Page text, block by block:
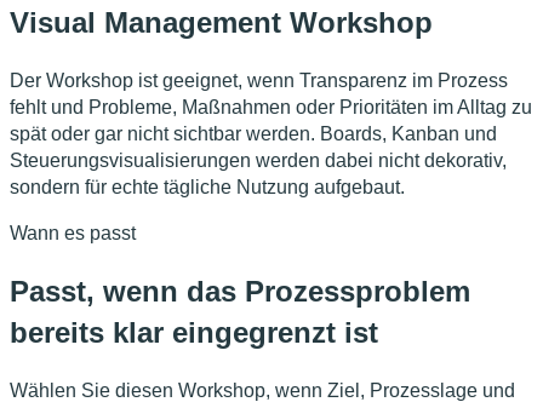
Visual Management Workshop
Der Workshop ist geeignet, wenn Transparenz im Prozess
fehlt und Probleme, Maßnahmen oder Prioritäten im Alltag zu
spät oder gar nicht sichtbar werden. Boards, Kanban und
Steuerungsvisualisierungen werden dabei nicht dekorativ,
sondern für echte tägliche Nutzung aufgebaut.
Wann es passt
Passt, wenn das Prozessproblem
bereits klar eingegrenzt ist
Wählen Sie diesen Workshop, wenn Ziel, Prozesslage und